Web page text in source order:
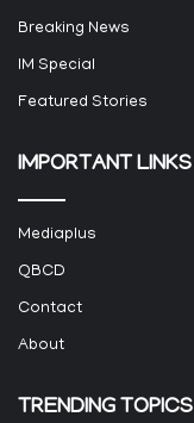
Breaking News
IM Special
Featured Stories
IMPORTANT LINKS
Mediaplus
QBCD
Contact
About
TRENDING TOPICS